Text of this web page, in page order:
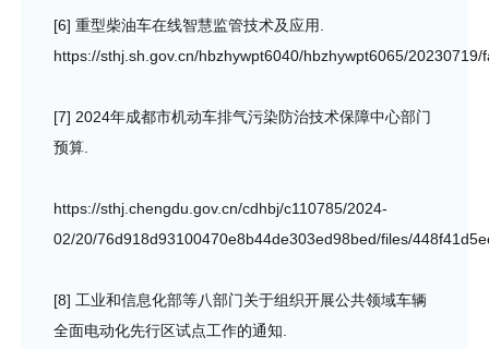
[6] 重型柴油车在线智慧监管技术及应用.
https://sthj.sh.gov.cn/hbzhywpt6040/hbzhywpt6065/
[7] 2024年成都市机动车排气污染防治技术保障中心部门
预算.
https://sthj.chengdu.gov.cn/cdhbj/c110785/2024-
02/20/76d918d93100470e8b44de303ed98bed/files/
[8] 工业和信息化部等八部门关于组织开展公共领域车辆
全面电动化先行区试点工作的通知.